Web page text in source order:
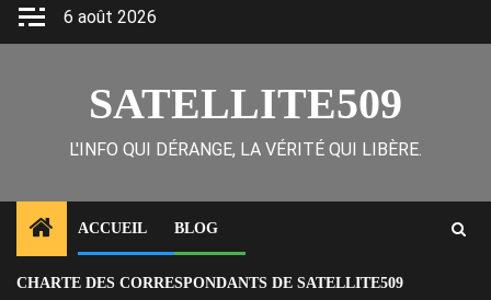
Skip
6 août 2026
SATELLITE509
L'INFO QUI DÉRANGE, LA VÉRITÉ QUI LIBÈRE.
ACCUEIL BLOG
CHARTE DES CORRESPONDANTS DE SATELLITE509
Home
Actu